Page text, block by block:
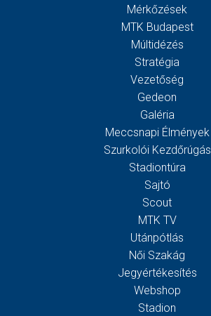
Mérkőzések
MTK Budapest
Múltidézés
Stratégia
Vezetőség
Gedeon
Galéria
Meccsnapi Élmények
Szurkolói Kezdőrúgás
Stadiontúra
Sajtó
Scout
MTK TV
Utánpótlás
Női Szakág
Jegyértékesítés
Webshop
Stadion